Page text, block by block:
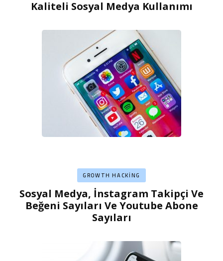
Kaliteli Sosyal Medya Kullanımı
GROWTH HACKING
Sosyal Medya, İnstagram Takipçi Ve
Beğeni Sayıları Ve Youtube Abone
Sayıları